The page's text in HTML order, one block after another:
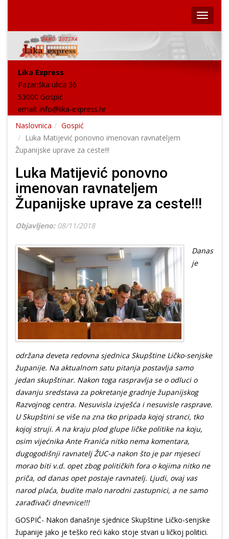
Lika Express
Pazariška ulica 36
53000 Gospić
email: info@lika-express.hr
Naslovnica
Gospić
Luka Matijević ponovno imenovan ravnateljem
Županijske uprave za ceste!!!
Luka Matijević ponovno
imenovan ravnateljem
Županijske uprave za ceste!!!
Objavljeno: 08/11/2018
Danas
je
održana deveta redovna sjednica Skupštine Ličko-senjske
županije. Na aktualnom satu pitanja postavlja samo
jedan skupštinar. Nakon toga raspravlja se o odluci o
davanju sredstava za pokretanje gradnje županijskog
Razvojnog centra. Nesuvisla izvješća i nesuvisle rasprave.
U Skupštini se više na zna tko pripada kojoj stranci, tko
kojoj struji. A na kraju plod glupe ličke politike na koju,
osim vijećnika Ante Franića nitko nema komentara,
dugogodišnji ravnatelj ŽUC-a nakon što je par mjeseci
morao biti v.d. opet zbog političkih fora o kojima nitko ne
priča, od danas opet postaje ravnatelj. Ljudi, ovaj vas
narod plaća, budite malo narodni zastupnici, a ne samo
zarađivači dnevnice!!!
GOSPIĆ- Nakon današnje sjednice Skupštine Ličko-senjske
županije jako je teško reći kako stoje stvari u ličkoj politici.